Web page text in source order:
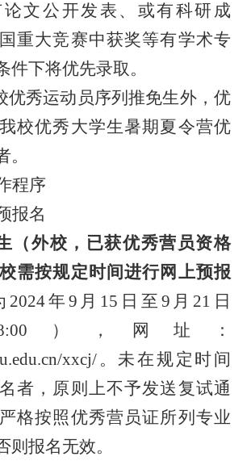
文公开发表、或有科研成
重大竞赛中获奖等有学术专
件下将优先录取。
优秀运动员序列推免生外，优
校优秀大学生暑期夏令营优
程序
报名
（外校，已获优秀营员资格
需按规定时间进行网上预报
2024年9月15日至9月21日
），
网址：
xxcj/。未在规定时间
者，原则上不予发送复试通
格按照优秀营员证所列专业
则报名无效。